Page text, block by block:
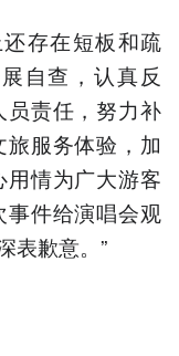
存在短板和疏
自查，认真反
责任，努力补
服务体验，加
情为广大游客
件给演唱会观
表歉意。”